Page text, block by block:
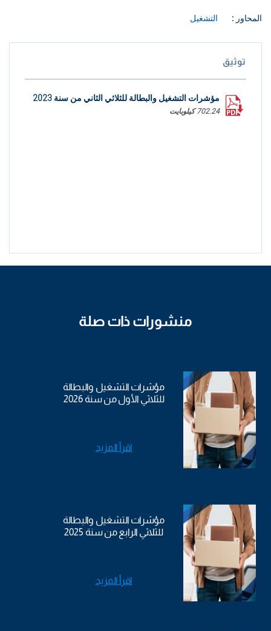
المحاور : التشغيل
توثيق
مؤشرات التشغيل والبطالة للثلاثي الثاني من سنة 2023
702.24 كيلوبايت
منشورات ذات صلة
مؤشرات التشغيل والبطالة
للثلاثي الأول من سنة 2026
اقرأ المزيد
مؤشرات التشغيل والبطالة
للثلاثي الرابع من سنة 2025
اقرأ المزيد